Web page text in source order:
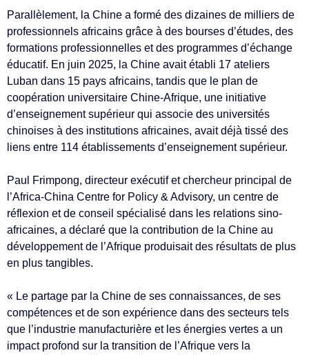
Parallèlement, la Chine a formé des dizaines de milliers de
professionnels africains grâce à des bourses d’études, des
formations professionnelles et des programmes d’échange
éducatif. En juin 2025, la Chine avait établi 17 ateliers
Luban dans 15 pays africains, tandis que le plan de
coopération universitaire Chine-Afrique, une initiative
d’enseignement supérieur qui associe des universités
chinoises à des institutions africaines, avait déjà tissé des
liens entre 114 établissements d’enseignement supérieur.
Paul Frimpong, directeur exécutif et chercheur principal de
l’Africa-China Centre for Policy & Advisory, un centre de
réflexion et de conseil spécialisé dans les relations sino-
africaines, a déclaré que la contribution de la Chine au
développement de l’Afrique produisait des résultats de plus
en plus tangibles.
« Le partage par la Chine de ses connaissances, de ses
compétences et de son expérience dans des secteurs tels
que l’industrie manufacturière et les énergies vertes a un
impact profond sur la transition de l’Afrique vers la